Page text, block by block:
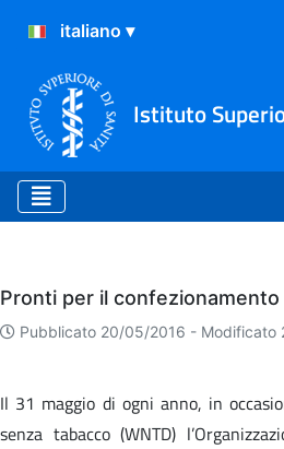
Istituto
Eventi
Pronti per il confezionamento
Pubblicato 20/05/2016 - Modificato
Il 31 maggio di ogni anno, in
senza tabacco (WNTD)